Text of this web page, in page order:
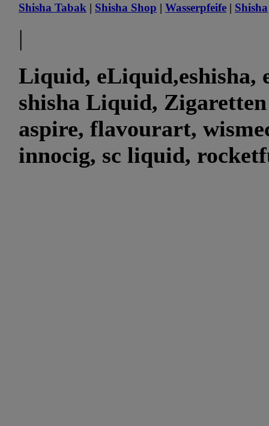
Shisha Tabak | Shisha Shop | Wasserpfeife | Shisha
|
Liquid, eLiquid,eshisha,
shisha Liquid,
aspire, flavourart,
innocig, sc liquid,